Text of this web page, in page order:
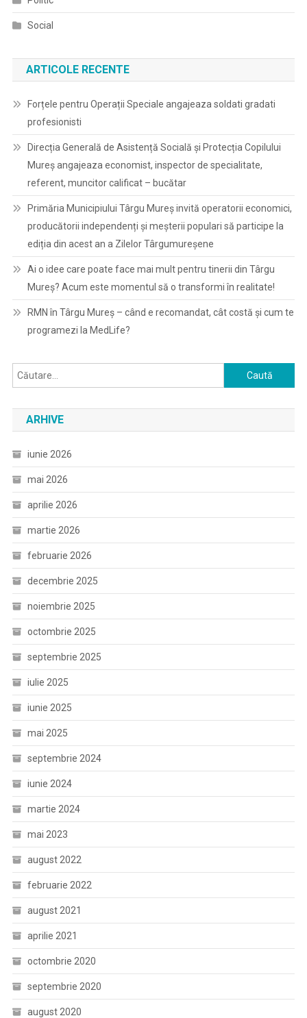
Social
ARTICOLE RECENTE
Forțele pentru Operații Speciale angajeaza soldati gradati
profesionisti
Direcția Generală de Asistență Socială și Protecția Copilului
Mureș angajeaza economist, inspector de specialitate,
referent, muncitor calificat – bucătar
Primăria Municipiului Târgu Mureș invită operatorii economici,
producătorii independenți și meșterii populari să participe la
ediția din acest an a Zilelor Târgumureșene
Ai o idee care poate face mai mult pentru tinerii din Târgu
Mureș? Acum este momentul să o transformi în realitate!
RMN în Târgu Mureș – când e recomandat, cât costă și cum te
programezi la MedLife?
Caută
după:
ARHIVE
iunie 2026
mai 2026
aprilie 2026
martie 2026
februarie 2026
decembrie 2025
noiembrie 2025
octombrie 2025
septembrie 2025
iulie 2025
iunie 2025
mai 2025
septembrie 2024
iunie 2024
martie 2024
mai 2023
august 2022
februarie 2022
august 2021
aprilie 2021
octombrie 2020
septembrie 2020
august 2020